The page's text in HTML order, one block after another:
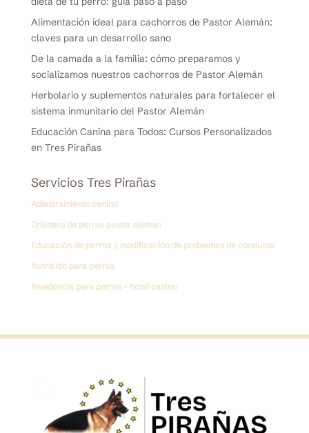
Alimentación ideal para cachorros de Pastor Alemán:
claves para un desarrollo sano
De la camada a la familia: cómo preparamos y
socializamos nuestros cachorros de Pastor Alemán
Herbolario y suplementos naturales para fortalecer el
sistema inmunitario del Pastor Alemán
Educación Canina para Todos: Cursos Personalizados
en Tres Pirañas
Servicios Tres Pirañas
Adiestramiento canino
Criadero de perros pastor alemán
Educación de perros y modificación de problemas de conducta
Nutrición para perros
Residencia para perros – hotel canino